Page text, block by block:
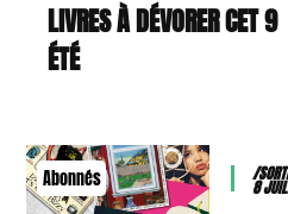
9 LIVRES À DÉVORER CET
ÉTÉ
Abonnés /
8